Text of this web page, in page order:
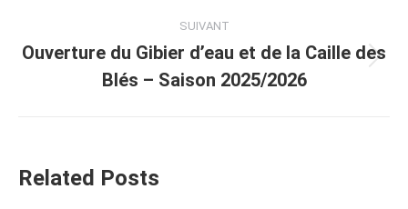
SUIVANT
suivant
Ouverture du Gibier d’eau et de la Caille des
Blés – Saison 2025/2026
Related Posts